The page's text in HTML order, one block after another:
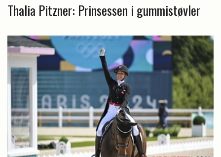
Thalia Pitzner: Prinsessen i gummistøvler